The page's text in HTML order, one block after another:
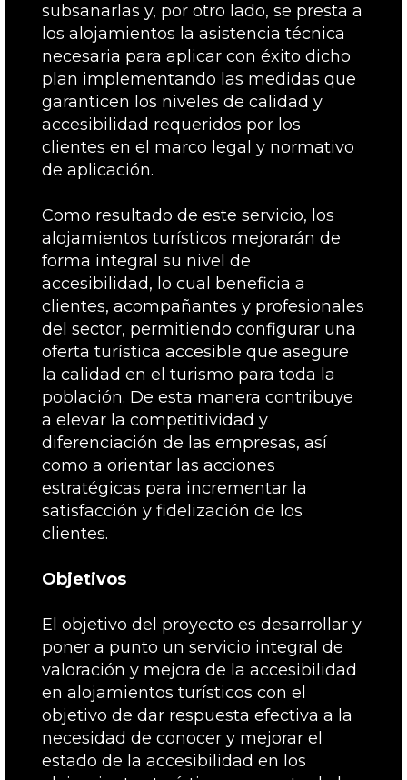
subsanarlas y, por otro lado, se presta a
los alojamientos la asistencia técnica
necesaria para aplicar con éxito dicho
plan implementando las medidas que
garanticen los niveles de calidad y
accesibilidad requeridos por los
clientes en el marco legal y normativo
de aplicación.
Como resultado de este servicio, los
alojamientos turísticos mejorarán de
forma integral su nivel de
accesibilidad, lo cual beneficia a
clientes, acompañantes y profesionales
del sector, permitiendo configurar una
oferta turística accesible que asegure
la calidad en el turismo para toda la
población. De esta manera contribuye
a elevar la competitividad y
diferenciación de las empresas, así
como a orientar las acciones
estratégicas para incrementar la
satisfacción y fidelización de los
clientes.
Objetivos
El objetivo del proyecto es desarrollar y
poner a punto un servicio integral de
valoración y mejora de la accesibilidad
en alojamientos turísticos con el
objetivo de dar respuesta efectiva a la
necesidad de conocer y mejorar el
estado de la accesibilidad en los